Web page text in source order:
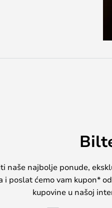
naše najbolje ponude,
i poslat ćemo vam kupon*
kupovine u našoj